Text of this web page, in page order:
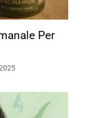
Per